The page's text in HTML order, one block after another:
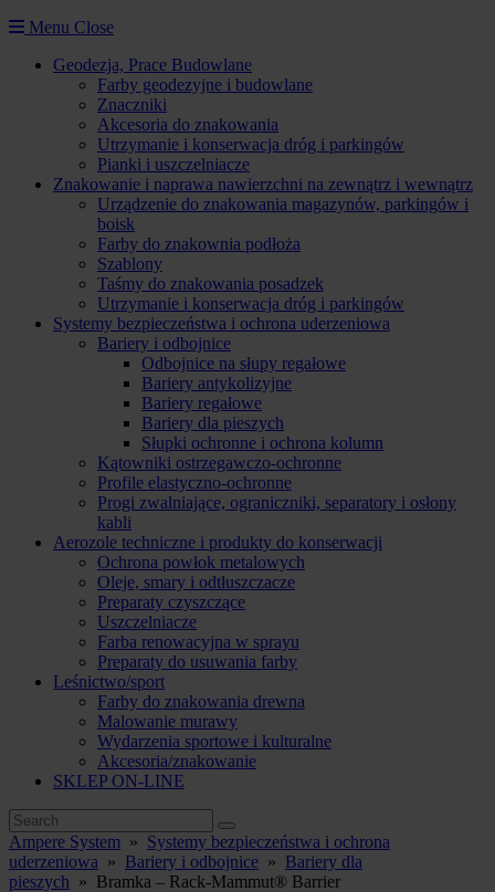
Menu Close
Geodezja, Prace Budowlane
Farby geodezyjne i budowlane
Znaczniki
Akcesoria do znakowania
Utrzymanie i konserwacja dróg i parkingów
Pianki i uszczelniacze
Znakowanie i naprawa nawierzchni na zewnątrz i wewnątrz
Urządzenie do znakowania magazynów, parkingów i
boisk
Farby do znakownia podłoża
Szablony
Taśmy do znakowania posadzek
Utrzymanie i konserwacja dróg i parkingów
Systemy bezpieczeństwa i ochrona uderzeniowa
Bariery i odbojnice
Odbojnice na słupy regałowe
Bariery antykolizyjne
Bariery regałowe
Bariery dla pieszych
Słupki ochronne i ochrona kolumn
Kątowniki ostrzegawczo-ochronne
Profile elastyczno-ochronne
Progi zwalniające, ograniczniki, separatory i osłony
kabli
Aerozole techniczne i produkty do konserwacji
Ochrona powłok metalowych
Oleje, smary i odtłuszczacze
Preparaty czyszczące
Uszczelniacze
Farba renowacyjna w sprayu
Preparaty do usuwania farby
Leśnictwo/sport
Farby do znakowania drewna
Malowanie murawy
Wydarzenia sportowe i kulturalne
Akcesoria/znakowanie
SKLEP ON-LINE
Ampere System » Systemy bezpieczeństwa i ochrona
uderzeniowa » Bariery i odbojnice » Bariery dla
pieszych » Bramka – Rack-Mammut® Barrier